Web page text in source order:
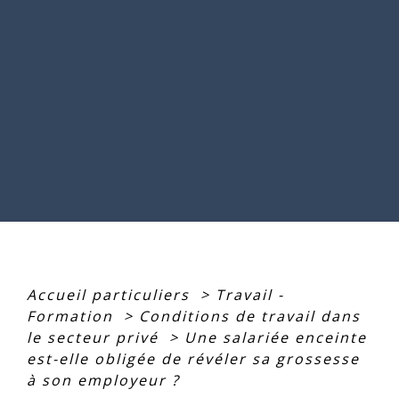
Accueil particuliers > Travail -
Formation
> Conditions de travail dans
le secteur privé
> Une salariée enceinte
est-elle obligée de révéler sa grossesse
à son employeur ?